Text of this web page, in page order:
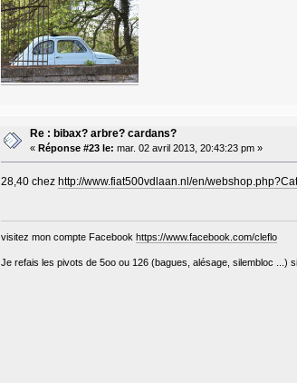
Re : bibax? arbre? cardans?
« Réponse #23 le: mar. 02 avril 2013, 20:43:23 pm »
28,40 chez http://www.fiat500vdlaan.nl/en/
visitez mon compte Facebook https://www.facebook.com/cleflo
Je refais les pivots de 5oo ou 126 (bagues, alésage, silembloc ...)